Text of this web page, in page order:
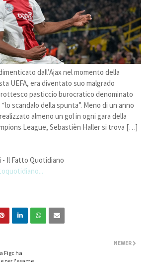
dall’Ajax nel momento della
UEFA, era diventato suo malgrado
pasticcio burocratico denominato
scandalo della spunta”. Meno di un anno
almeno un gol in ogni gara della
League, Sebastièn Haller si trova […]
- Il Fatto Quotidiano
NEWER
Figc ha